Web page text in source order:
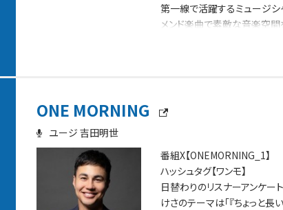
第一線で活躍するミュージシ
メンド楽曲で素敵な音楽空間
懐かしさを感じるナンバー、
ONE MORNING
ユージ 吉田明世
番組X【ONEMORNING_1】
ハッシュタグ【ワンモ】
日替わりのリスナーアンケー
けさのテーマは「『ちょっと長